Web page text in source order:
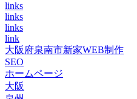
links
links
links
link
大阪府泉南市新家WEB制作
SEO
ホームページ
大阪